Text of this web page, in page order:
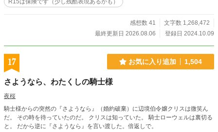
R15は保険です（少し残酷表現あるかも）
感想数 41
文字数 1,268,472
最終更新日 2026.08.06
登録日 2024.10.09
17 お気に入り追加 1,504
さようなら、わたくしの騎士様
夜桜
騎士様からの突然の『さようなら』（婚約破棄）に辺境伯令嬢クリスは微笑ん
だ。 その時を待っていたのだ。 クリスは知っていた。 騎士ローウェルは裏切る
と。 だから逆に『さようなら』を言い渡した。倍返しで。